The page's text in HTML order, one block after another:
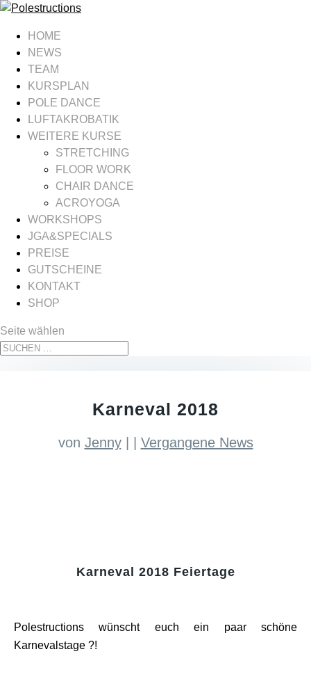
HOME
NEWS
TEAM
KURSPLAN
POLE DANCE
LUFTAKROBATIK
WEITERE KURSE
STRETCHING
FLOOR WORK
CHAIR DANCE
ACROYOGA
WORKSHOPS
JGA&SPECIALS
PREISE
GUTSCHEINE
KONTAKT
SHOP
Seite wählen
Karneval 2018
von Jenny| | Vergangene News
Karneval 2018 Feiertage
Polestructions wünscht euch ein paar schöne
Karnevalstage ?!